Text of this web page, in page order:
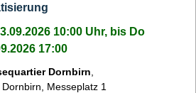
10:00 Uhr, bis Do
17:00
Dornbirn
Dornbirn
Messeplatz 1